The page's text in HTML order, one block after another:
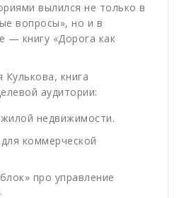
вылился не только в
вопросы», но и в
— книгу «Дорога как
Кулькова, книга
аудитории:
недвижимости.
коммерческой
про управление